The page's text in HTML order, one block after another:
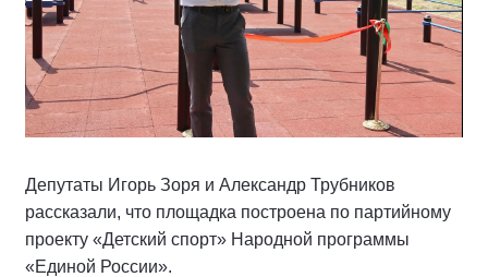
Депутаты Игорь Зоря и Александр Трубников
рассказали, что площадка построена по партийному
проекту «Детский спорт» Народной программы
«Единой России».